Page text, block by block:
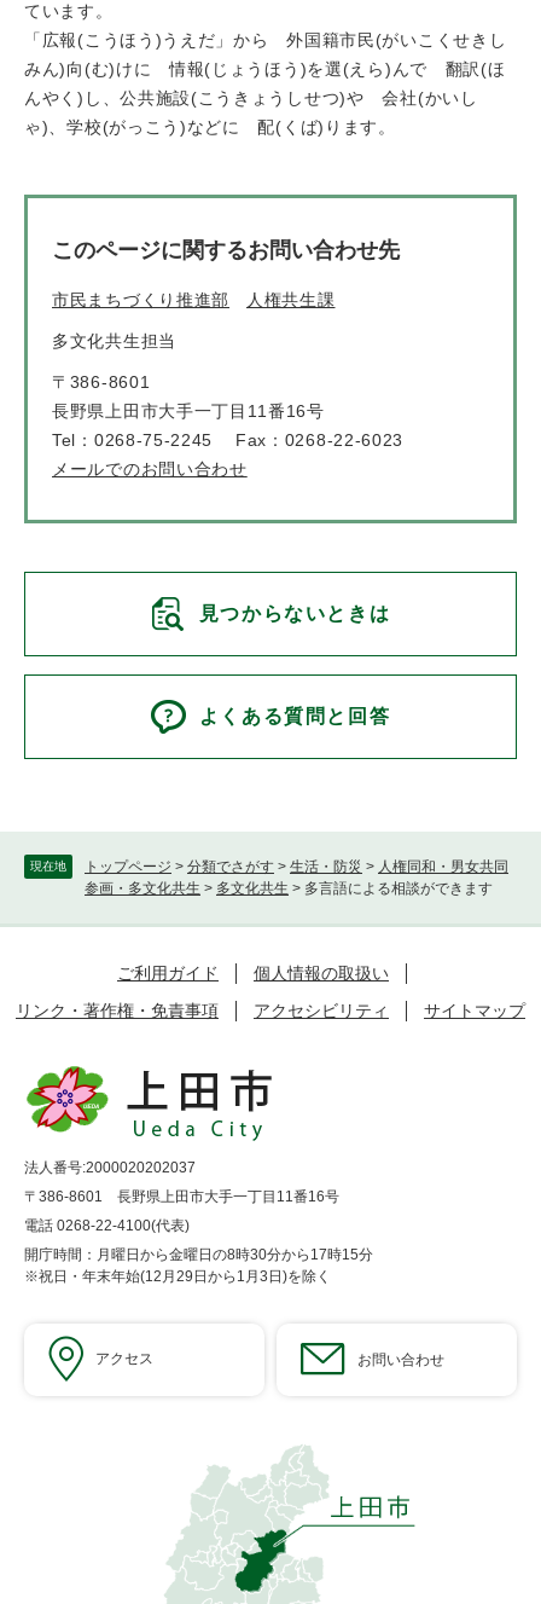
現在地 トップページ > 分類でさがす > 生活・防災 > 人権同和・男女共同
参画・多文化共生 > 多文化共生 > 多言語による相談ができます
ています。
「広報(こうほう)うえだ」から 外国籍市民(がいこくせきし
みん)向(む)けに 情報(じょうほう)を選(えら)んで 翻訳(ほ
んやく)し、公共施設(こうきょうしせつ)や 会社(かいし
ゃ)、学校(がっこう)などに 配(くば)ります。
このページに関するお問い合わせ先
市民まちづくり推進部 人権共生課
多文化共生担当
〒386-8601
長野県上田市大手一丁目11番16号
Tel：0268-75-2245
Fax：0268-22-6023
メールでのお問い合わせ
見つからないときは
よくある質問と回答
ご利用ガイド
個人情報の取扱い
リンク・著作権・免責事項
アクセシビリティ サイトマップ
法人番号:2000020202037
〒386-8601 長野県上田市大手一丁目11番16号
電話 0268-22-4100(代表)
開庁時間：月曜日から金曜日の8時30分から17時15分
※祝日・年末年始(12月29日から1月3日)を除く
アクセス お問い合わせ